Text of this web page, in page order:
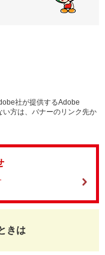
社が提供するAdobe
方は、バナーのリンク先か
きは